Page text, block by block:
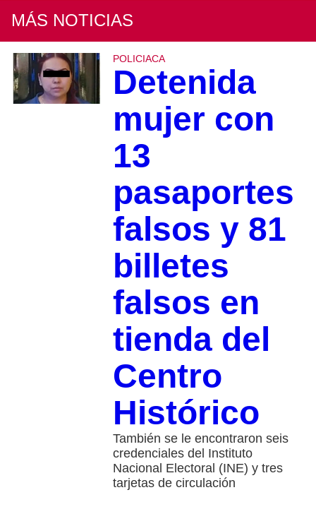
MÁS NOTICIAS
POLICIACA
Detenida
mujer con
13
pasaportes
falsos y 81
billetes
falsos en
tienda del
Centro
Histórico
También se le encontraron seis
credenciales del Instituto
Nacional Electoral (INE) y tres
tarjetas de circulación